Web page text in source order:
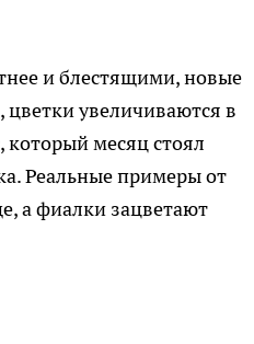
и блестящими, новые
цветки увеличиваются в
который месяц стоял
Реальные примеры от
а фиалки зацветают